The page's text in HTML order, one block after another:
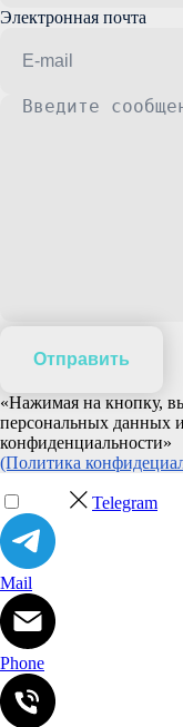
Электронная почта
Отправить
«Нажимая на кнопку,
персональных данных
конфиденциальности»
(Политика
Telegram
Mail
Phone